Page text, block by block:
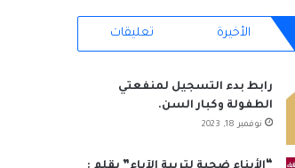
ن
د
إ
ن
o
T
u
b
س
ق
ا
ت
ا
خ
م
الأخيرة تعليقات
رابط بدء التسجيل لمنفعتي
الطفولة وكبار السن.
نوفمبر 18, 2023